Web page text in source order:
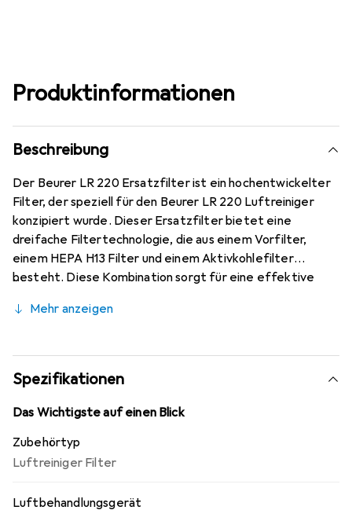
Produktinformationen
Beschreibung
Der Beurer LR 220 Ersatzfilter ist ein hochentwickelter
Filter, der speziell für den Beurer LR 220 Luftreiniger
konzipiert wurde. Dieser Ersatzfilter bietet eine
dreifache Filtertechnologie, die aus einem Vorfilter,
einem HEPA H13 Filter und einem Aktivkohlefilter
besteht. Diese Kombination sorgt für eine effektive
Luft entfernt. Der Filter ist einfach zu installieren und
zu verbessern. Mit einem Gewicht von nur 0,5 kg ist der
Filter leicht zu handhaben und zu wechseln. Die
Verwendung des Beurer LR 220 Ersatzfilters
gewährleistet, dass Ihr Luftreiniger optimal funktioniert
bleibt.
Mehr anzeigen
Spezifikationen
Das Wichtigste auf einen Blick
Zubehörtyp
Luftreiniger Filter
Luftbehandlungsgerät